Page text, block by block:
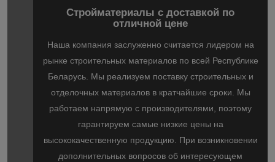
Стройматериалы с доставкой по
отличной цене
Наша компания заслуженно считается лидером на
рынке строительных материалов по всей Республике
Беларусь. Мы реализуем поставку строительных и
отделочных материалов в кратчайшие сроки. Мы
работаем напрямую с производителями, поэтому
гарантируем самые низкие цены на
высококачественную продукцию. При возникновении
дополнительных вопросов об интересующем